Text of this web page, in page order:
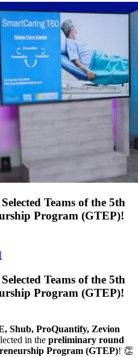
Teams of the 5th
Program (GTEP)!
Teams of the 5th
Program (GTEP)!
Shub, ProQuantify, Zevion
in the preliminary round
Program (GTEP)! 👏